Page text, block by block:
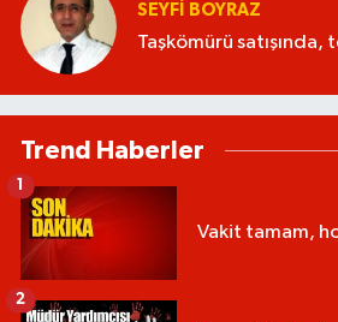
SEYFI BOYRAZ
Taşkömürü satışında,
Trend Haberler
Vakit tamam,
1
2